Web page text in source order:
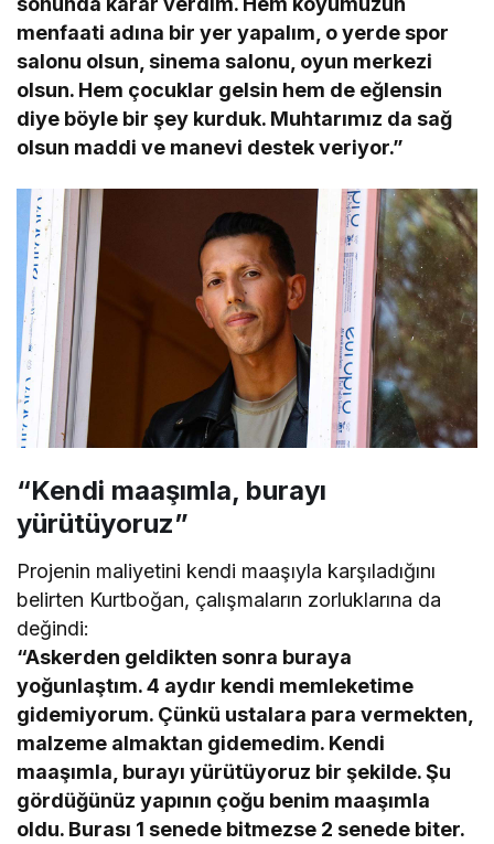
menfaati adına bir yer yapalım, o yerde spor
salonu olsun, sinema salonu, oyun merkezi
olsun. Hem çocuklar gelsin hem de eğlensin
diye böyle bir şey kurduk. Muhtarımız da sağ
olsun maddi ve manevi destek veriyor.”
“Kendi maaşımla, burayı
yürütüyoruz”
Projenin maliyetini kendi maaşıyla karşıladığını
belirten Kurtboğan, çalışmaların zorluklarına da
değindi:
“Askerden geldikten sonra buraya
yoğunlaştım. 4 aydır kendi memleketime
gidemiyorum. Çünkü ustalara para vermekten,
malzeme almaktan gidemedim. Kendi
maaşımla, burayı yürütüyoruz bir şekilde. Şu
gördüğünüz yapının çoğu benim maaşımla
oldu. Burası 1 senede bitmezse 2 senede biter.